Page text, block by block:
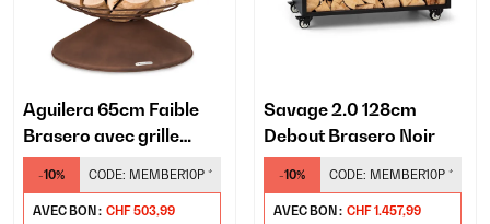
Aguilera 65cm Faible
Brasero avec grille
Rouiller
-10% CODE: MEMBER10P *
AVEC BON : CHF 503,99
Savage 2.0 128cm
Debout Brasero Noir
-10% CODE: MEMBER10P *
AVEC BON : CHF 1.457,99